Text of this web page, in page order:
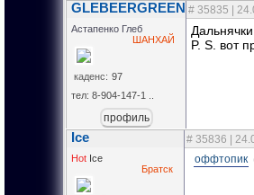
GLEBEERGREEN # 35835 |
Астапенко Глеб
ШАНХАЙ
каденс: 97
тел: 8-904-147-1 ..
P. S. вот
профиль
Ice # 35836 |
Hot Ice
Братск
оффтопик